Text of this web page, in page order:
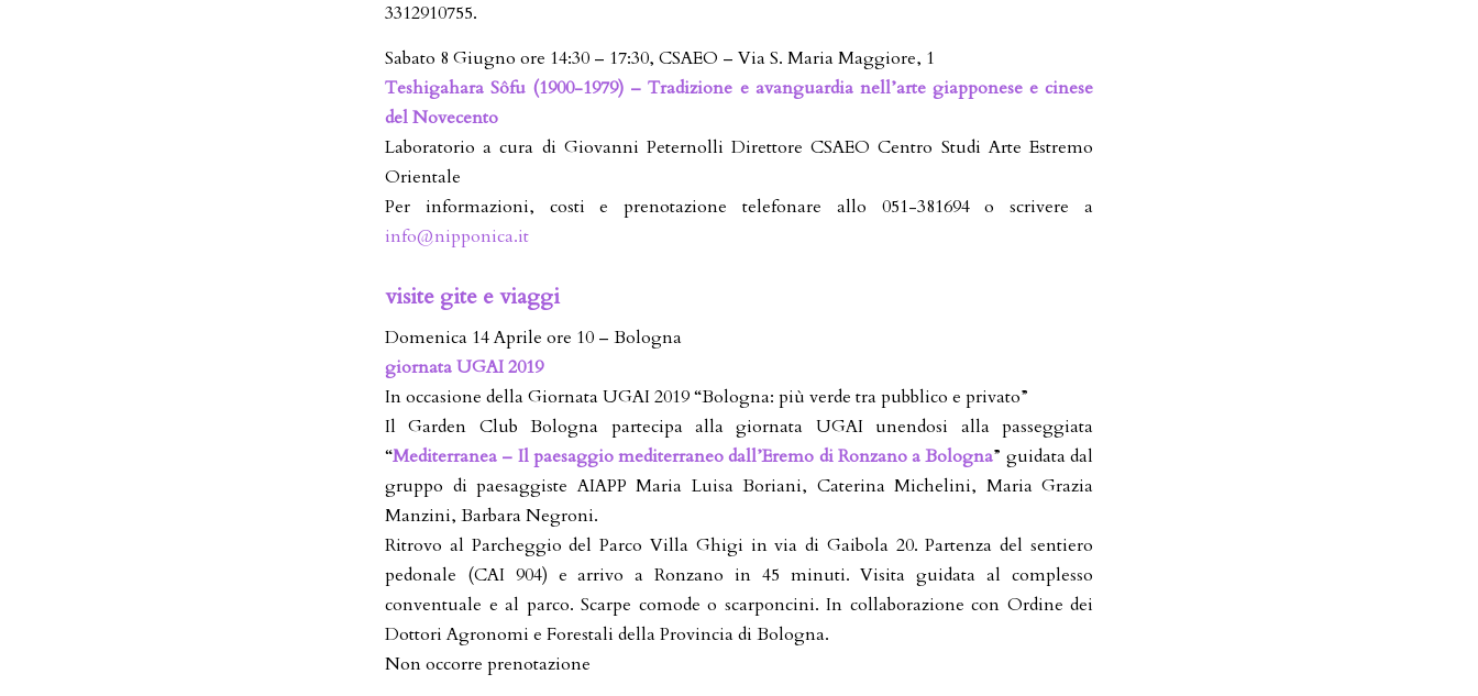
3312910755.
Sabato 8 Giugno ore 14:30 – 17:30, CSAEO – Via S. Maria Maggiore, 1
Teshigahara Sôfu (1900-1979) – Tradizione e avanguardia nell’arte giapponese e cinese
del Novecento
Laboratorio a cura di Giovanni Peternolli Direttore CSAEO Centro Studi Arte Estremo
Orientale
Per informazioni, costi e prenotazione telefonare allo 051-381694 o scrivere a
info@nipponica.it
visite gite e viaggi
Domenica 14 Aprile ore 10 – Bologna
giornata UGAI 2019
In occasione della Giornata UGAI 2019 “Bologna: più verde tra pubblico e privato”
Il Garden Club Bologna partecipa alla giornata UGAI unendosi alla passeggiata
“Mediterranea – Il paesaggio mediterraneo dall’Eremo di Ronzano a Bologna” guidata dal
gruppo di paesaggiste AIAPP Maria Luisa Boriani, Caterina Michelini, Maria Grazia
Manzini, Barbara Negroni.
Ritrovo al Parcheggio del Parco Villa Ghigi in via di Gaibola 20. Partenza del sentiero
pedonale (CAI 904) e arrivo a Ronzano in 45 minuti. Visita guidata al complesso
conventuale e al parco. Scarpe comode o scarponcini. In collaborazione con Ordine dei
Dottori Agronomi e Forestali della Provincia di Bologna.
Non occorre prenotazione